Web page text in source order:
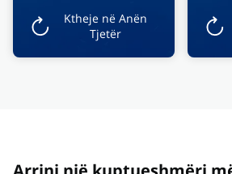
Ktheje në Anën
Tjetër